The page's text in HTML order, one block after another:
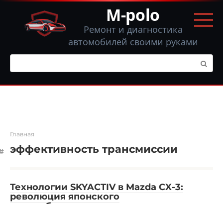
Перейти
контенту
M-polo
Ремонт и диагностика
автомобилей своими руками
Поиск:
Главная
эффективность трансмиссии
Технологии SKYACTIV в Mazda CX-3:
революция японского